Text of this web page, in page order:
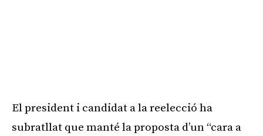
El president i candidat a la reelecció ha
subratllat que manté la proposta d’un “cara a